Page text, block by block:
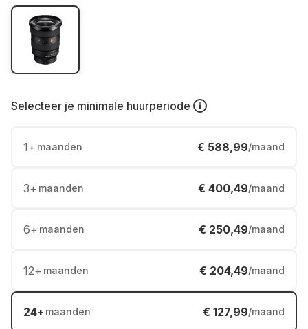
Selecteer je minimale huurperiode
1+ maanden € 588,99/maand
3+ maanden € 400,49/maand
6+ maanden € 250,49/maand
12+ maanden € 204,49/maand
24+ maanden € 127,99/maand